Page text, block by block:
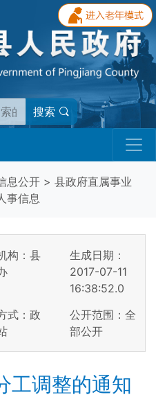
搜索
息公开 > 县政府直属事业
事信息
构：县
生成日期：
2017-07-11
16:38:52.0
式：政
公开范围：全
部公开
工调整的通知